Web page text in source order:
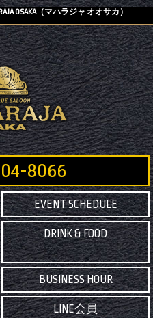
OSAKA（マハラジャ オオサカ）
8066
EVENT SCHEDULE
DRINK & FOOD
BUSINESS HOUR
LINE会員